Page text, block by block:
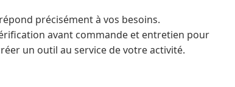
précisément à vos besoins.
avant commande et entretien pour
un outil au service de votre activité.